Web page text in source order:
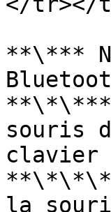
**\***
**\*\***
souris
clavier
la